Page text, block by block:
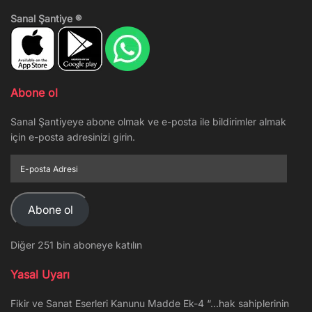
Sanal Şantiye ®
Abone ol
Sanal Şantiyeye abone olmak ve e-posta ile bildirimler almak
için e-posta adresinizi girin.
posta
Adresi
Abone ol
Diğer 251 bin aboneye katılın
Yasal Uyarı
Fikir ve Sanat Eserleri Kanunu Madde Ek-4 “…hak sahiplerinin